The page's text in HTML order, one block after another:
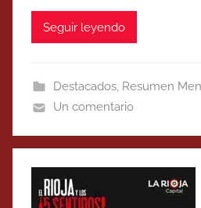
Seguir leyendo
Destacados, Resumen
Un comentario